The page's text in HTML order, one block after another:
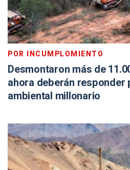
POR INCUMPLOMIENTO
Desmontaron más de
ahora deberán responder
ambiental millonario